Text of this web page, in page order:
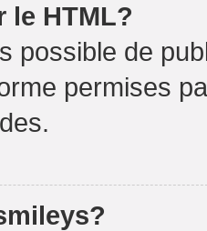
le HTML?
possible de
permises